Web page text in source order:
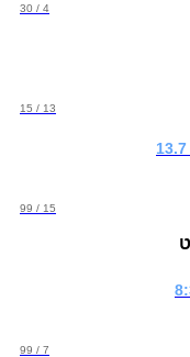
4 / 30
13 / 15
15 / 99
7 / 99